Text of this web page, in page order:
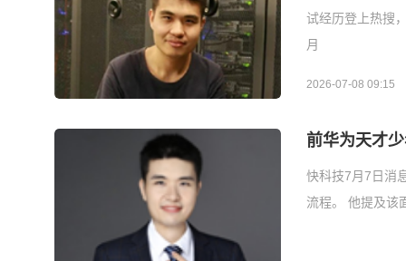
试经历登上热搜
月
2026-07-08 09:15
前华为天才
快科技7月7日消
流程。 他提及该